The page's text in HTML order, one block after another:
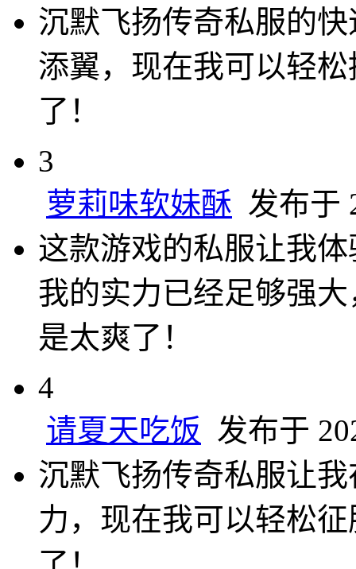
沉默飞扬传奇私服的
添翼，现在我可以轻
了！
3
萝莉味软妹酥 发布于
这款游戏的私服让我
我的实力已经足够强
是太爽了！
4
请夏天吃饭 发布于
沉默飞扬传奇私服让
力，现在我可以轻松